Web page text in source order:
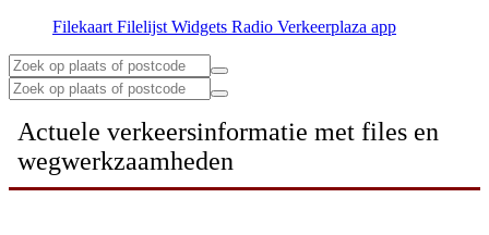
Filekaart Filelijst Widgets Radio Verkeerplaza app
Actuele verkeersinformatie met files en
wegwerkzaamheden